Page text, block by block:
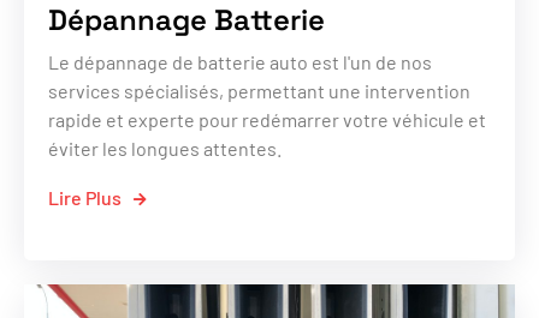
Dépannage Batterie
Le dépannage de batterie auto est l'un de nos
services spécialisés, permettant une intervention
rapide et experte pour redémarrer votre véhicule et
éviter les longues attentes.
Lire Plus